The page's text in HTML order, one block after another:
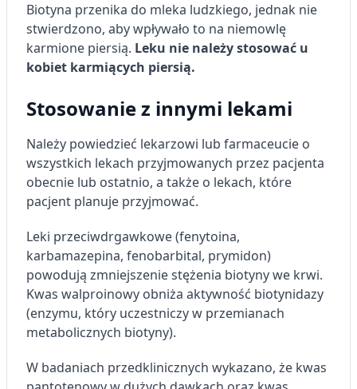
Biotyna przenika do mleka ludzkiego, jednak nie
stwierdzono, aby wpływało to na niemowlę
karmione piersią. Leku nie należy stosować u
kobiet karmiących piersią.
Stosowanie z innymi lekami
Należy powiedzieć lekarzowi lub farmaceucie o
wszystkich lekach przyjmowanych przez pacjenta
obecnie lub ostatnio, a także o lekach, które
pacjent planuje przyjmować.
Leki przeciwdrgawkowe (fenytoina,
karbamazepina, fenobarbital, prymidon)
powodują zmniejszenie stężenia biotyny we krwi.
Kwas walproinowy obniża aktywność biotynidazy
(enzymu, który uczestniczy w przemianach
metabolicznych biotyny).
W badaniach przedklinicznych wykazano, że kwas
Rozumienie odbiorców dzięki statystyce lub
kombinacji danych z różnych źródeł
Rozwój i ulepszanie usług
wyboru treści
Użycie dokładnych danych
geolokalizacyjnych
Identyfikowanie urządzeń na podstawie
Cele przetwarzania inne niż IAB:
Niezbędne
Wydajność (Performance)
Reklama / śledzenie